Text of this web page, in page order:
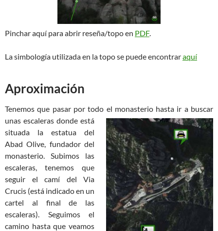
Pinchar aquí para abrir reseña/topo en PDF.
La simbología utilizada en la topo se puede encontraraquí
Aproximación
Tenemos que pasar por todo el monasterio hasta ir a buscar
unas escaleras donde está
situada la estatua del
Abad Olive, fundador del
monasterio. Subimos las
escaleras, tenemos que
seguir el camí del Via
Crucis (está indicado en un
cartel al final de las
escaleras). Seguimos el
camino hasta que veamos